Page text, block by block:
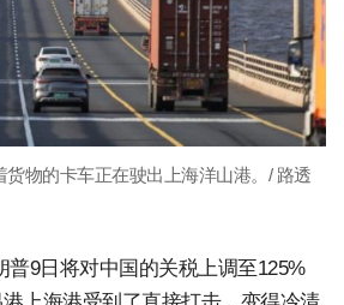
物的卡车正在驶出上海洋山港。/ 路透
普9日将对中国的关税上调至125%